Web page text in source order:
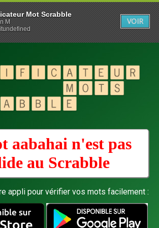
aabahai n'est pas
au Scrabble
appli pour vérifier vos mots facilement :
Mot Scrabble
M
VOIR